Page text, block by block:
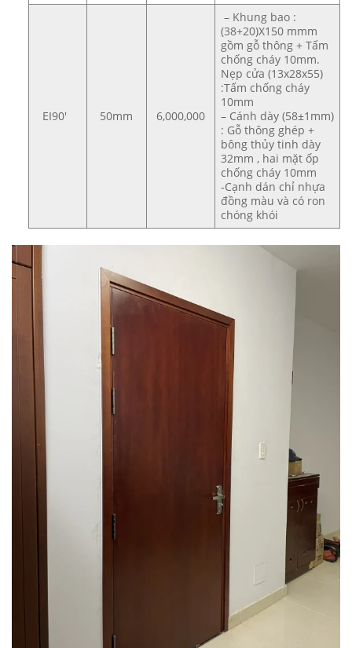
EI90′ 50mm 6,000,000
– Khung bao :
(38+20)X150 mmm
gồm gỗ thông + Tấm
chống cháy 10mm.
Nẹp cửa (13x28x55)
:Tấm chống cháy
10mm
– Cánh dày (58±1mm)
: Gỗ thông ghép +
bông thủy tinh dày
32mm , hai mặt ốp
chống cháy 10mm
-Cạnh dán chỉ nhựa
đồng màu và có ron
chóng khói